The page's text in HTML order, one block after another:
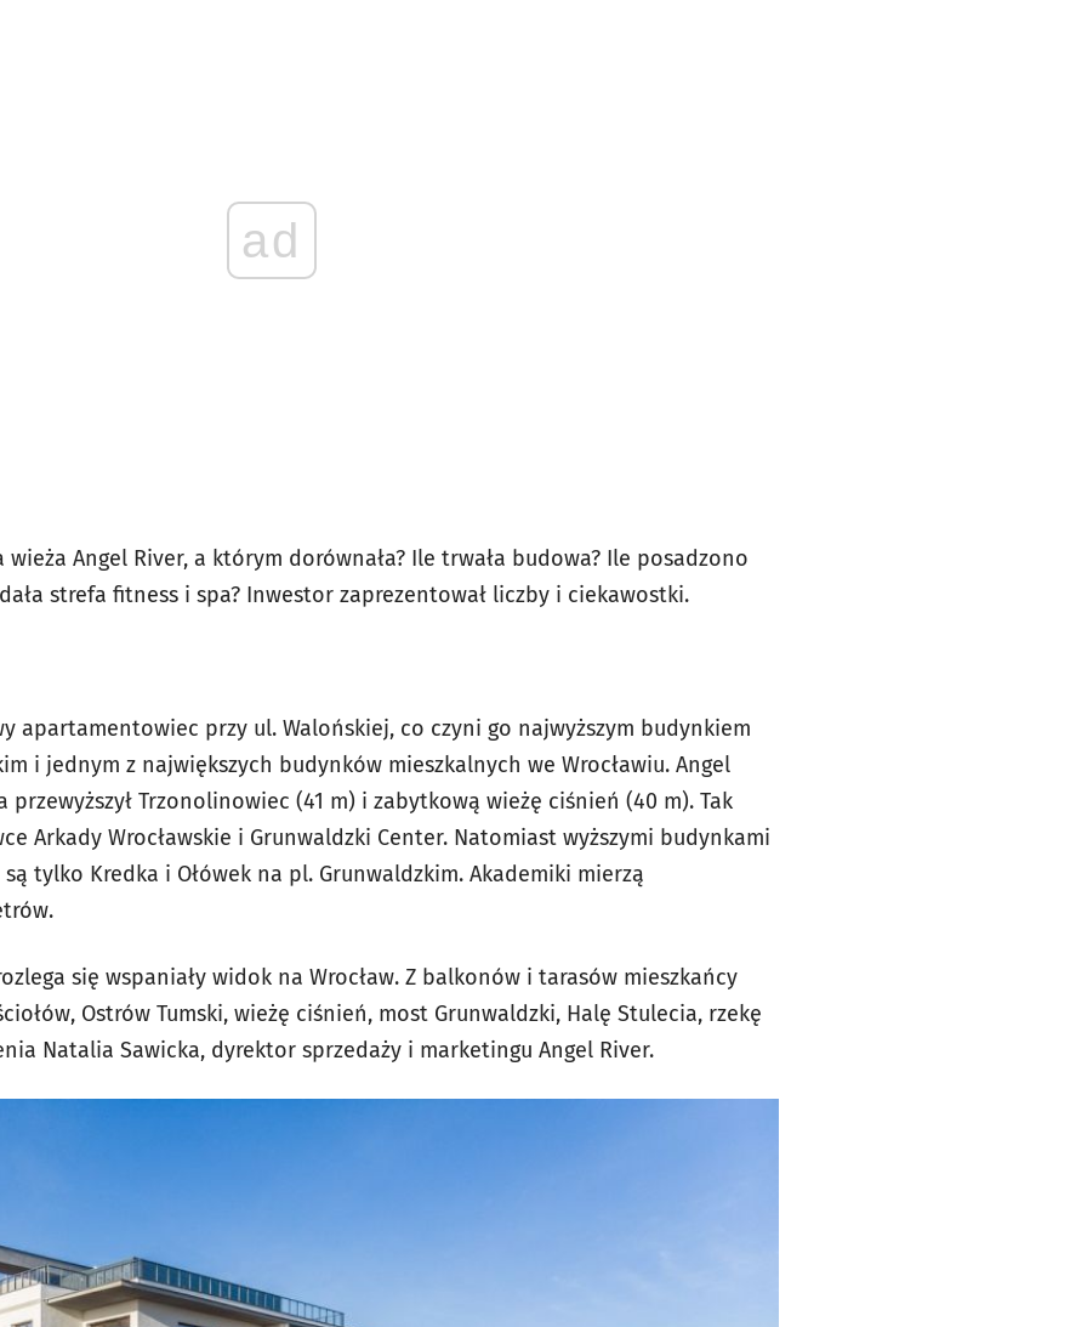
ad
Angel River, a którym dorównała? Ile trwała budowa? Ile posadzono
strefa fitness i spa? Inwestor zaprezentował liczby i ciekawostki.
apartamentowiec przy ul. Walońskiej, co czyni go najwyższym budynkiem
i jednym z największych budynków mieszkalnych we Wrocławiu. Angel
przewyższył Trzonolinowiec (41 m) i zabytkową wieżę ciśnień (40 m). Tak
Arkady Wrocławskie i Grunwaldzki Center. Natomiast wyższymi budynkami
tylko Kredka i Ołówek na pl. Grunwaldzkim. Akademiki mierzą
się wspaniały widok na Wrocław. Z balkonów i tarasów mieszkańcy
Ostrów Tumski, wieżę ciśnień, most Grunwaldzki, Halę Stulecia, rzekę
Natalia Sawicka, dyrektor sprzedaży i marketingu Angel River.